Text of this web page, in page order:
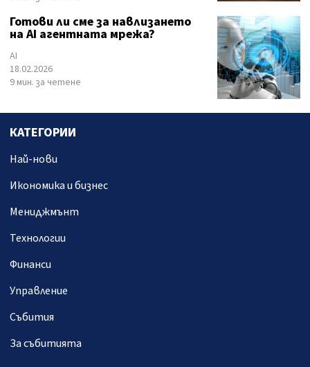
Готови ли сме за навлизането
на AI агентната мрежа?
AI
18.02.2026
9 мин. за четене
КАТЕГОРИИ
Най-нови
Икономика и бизнес
Мениджмънт
Технологии
Финанси
Управление
Събития
За събитията